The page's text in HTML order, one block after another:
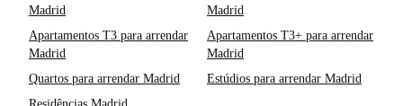
Madrid
Madrid
Apartamentos T3 para arrendar
Madrid
Apartamentos T3+ para arrendar
Madrid
Quartos para arrendar Madrid
Estúdios para arrendar Madrid